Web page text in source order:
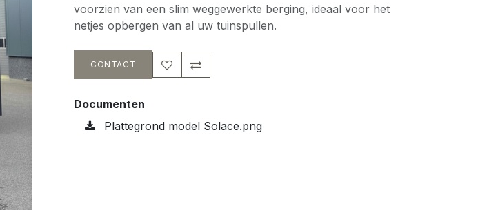
voorzien van een slim weggewerkte berging, ideaal voor het
netjes opbergen van al uw tuinspullen.
CONTACT
Documenten
Plattegrond model Solace.png